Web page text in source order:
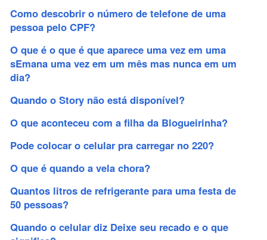
Como descobrir o número de telefone de uma
pessoa pelo CPF?
O que é o que é que aparece uma vez em uma
sEmana uma vez em um mês mas nunca em um
dia?
Quando o Story não está disponível?
O que aconteceu com a filha da Blogueirinha?
Pode colocar o celular pra carregar no 220?
O que é quando a vela chora?
Quantos litros de refrigerante para uma festa de
50 pessoas?
Quando o celular diz Deixe seu recado e o que